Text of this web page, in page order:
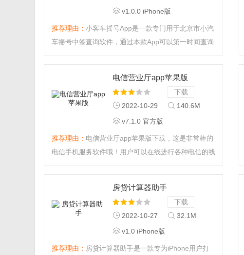
v1.0.0 iPhone版
推荐理由： 小客车摇号App是一款专门用于北京市小汽
车摇号中签查询软件，通过本款App可以第一时间查询
下载
电信营业厅app苹果版
2022-10-29
140.6M
v7.1.0 官方版
推荐理由： 电信营业厅app苹果版下载，这是非常棒的
电信手机服务软件哦！用户可以在线进行各种电信的线
下载
房贷计算器助手
2022-10-27
32.1M
v1.0 iPhone版
推荐理由： 房贷计算器助手是一款专为iPhone用户打